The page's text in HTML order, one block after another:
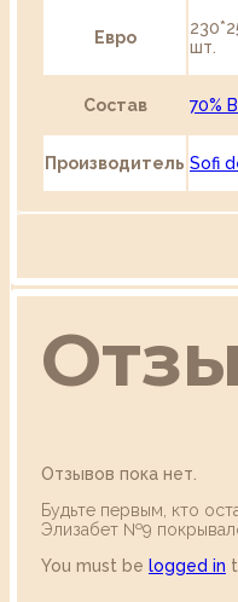
Евро
шт.
Состав 70%
Производитель Sofi
Отзывов пока нет.
Будьте первым, кто
Элизабет №9
You must be logged in